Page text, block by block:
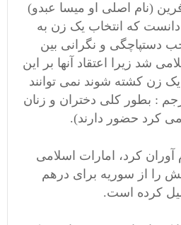
(نام اصلی او میسا عبدو)
دانست که انتخاب یک زن به
دستپاچگی و نگرانی بین
شد زیرا اعتقاد آنها بر این
زن کشته شوند نمی توانند
: بطور کلی دختران و زنان
کرد حضور دارند).
کرد، امارات اسلامی
را از سوریه برای درهم
کرده است.